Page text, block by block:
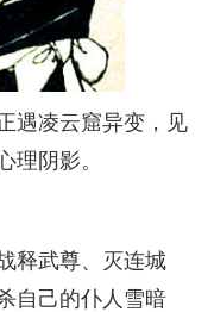
凌云窟异变，见
理阴影。
武尊、灭连城
自己的仆人雪暗